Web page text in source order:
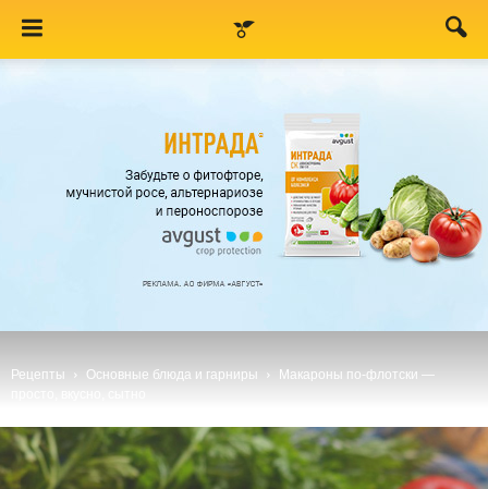
Рецепты Основные блюда и гарниры
Макароны по-флотски —